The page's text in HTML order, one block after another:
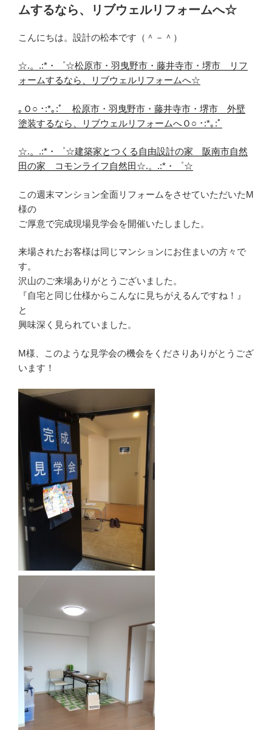
ムするなら、リブウェルリフォームへ☆
こんにちは。設計の松本です（＾－＾）
☆.。.:*・゜☆松原市・羽曳野市・藤井寺市・堺市 リフ
ォームするなら、リブウェルリフォームへ☆
｡Ｏ○ ･:*｡:ﾟ 松原市・羽曳野市・藤井寺市・堺市 外壁
塗装するなら、リブウェルリフォームへＯ○ ･:*｡:ﾟ
☆.。.:*・゜☆建築家とつくる自由設計の家 阪南市自然
田の家 コモンライフ自然田☆.。.:*・゜☆
この週末マンション全面リフォームをさせていただいたM
様の
ご厚意で完成現場見学会を開催いたしました。
来場されたお客様は同じマンションにお住まいの方々で
す。
沢山のご来場ありがとうございました。
『自宅と同じ仕様からこんなに見ちがえるんですね！』
と
興味深く見られていました。
M様、このような見学会の機会をくださりありがとうござ
います！